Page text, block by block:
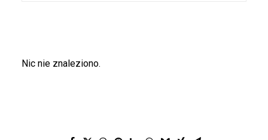
Nic nie znaleziono.